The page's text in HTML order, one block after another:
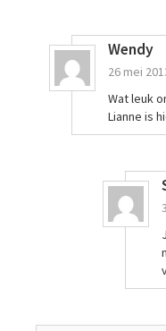
Wendy
26 mei
Wat leuk
Lianne is